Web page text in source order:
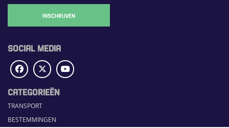
INSCHRIJVEN
SOCIAL MEDIA
CATEGORIEËN
TRANSPORT
BESTEMMINGEN